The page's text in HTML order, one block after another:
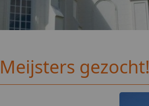
gezocht!